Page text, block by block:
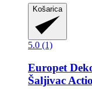
Košarica
5.0 (1)
Europet
Šaljivac